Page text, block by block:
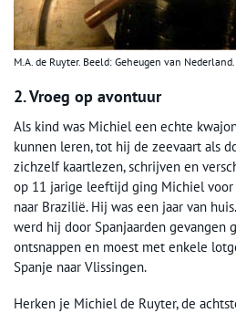
M.A. de Ruyter. Beeld: Geheugen van Nederland.
2. Vroeg op avontuur
Als kind was Michiel een echte
kunnen leren, tot hij de zeevaart als
zichzelf kaartlezen, schrijven en
op 11 jarige leeftijd ging Michiel voor
naar Brazilië. Hij was een jaar van
werd hij door Spanjaarden gevangen
ontsnappen en moest met enkele
Spanje naar Vlissingen.
Herken je Michiel de Ruyter, de